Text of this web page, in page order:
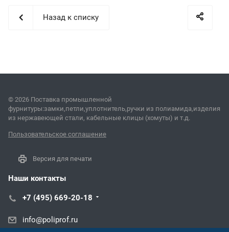
Назад к списку
© 2026 Поставка промышленной
фурнитуры:замки,петли,уплотнитель,ручки из полиамида,изделия
из нержавеющей стали, кабельные клицы (хомуты) и т.д.
Пользовательское соглашение
Версия для печати
Наши контакты
+7 (495) 669-20-18
info@poliprof.ru